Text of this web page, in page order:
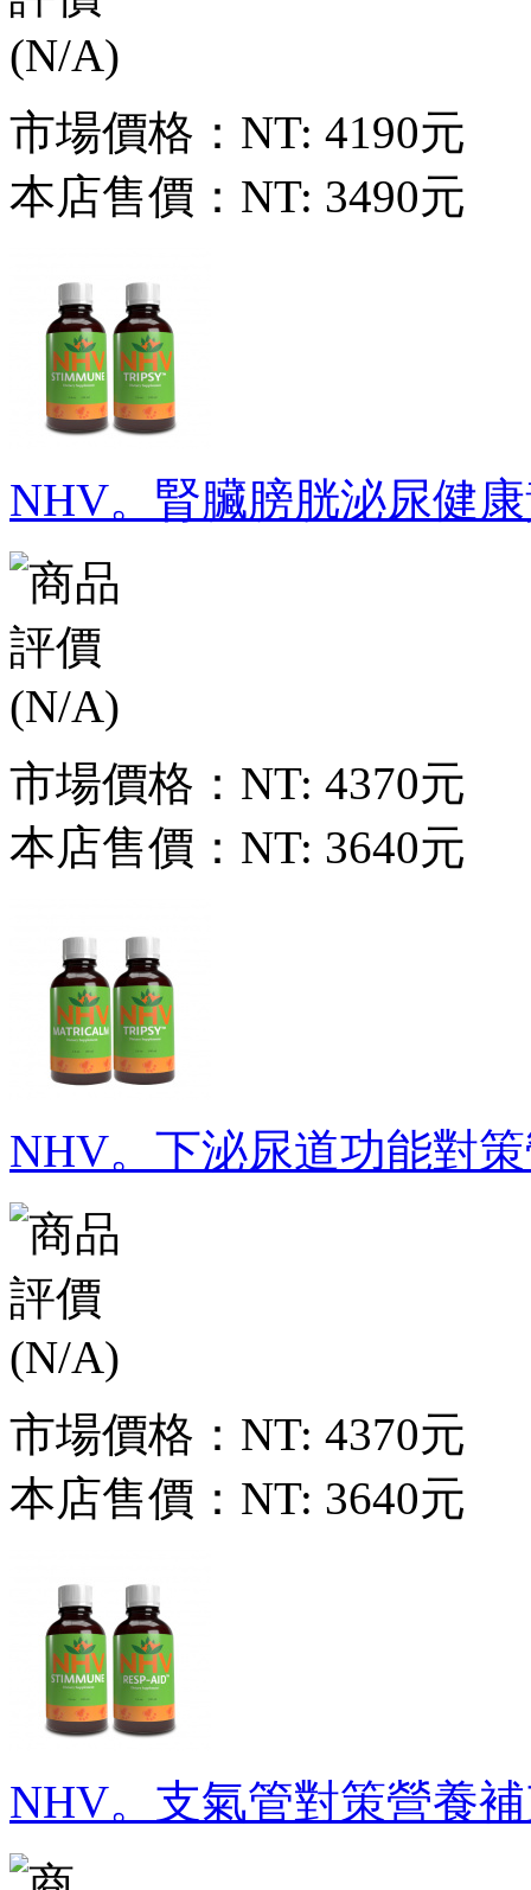
市場價格： NT: 4190元
本店售價： NT: 3490元
NHV。腎臟膀胱泌尿健
市場價格： NT: 4370元
本店售價： NT: 3640元
NHV。下泌尿道功能對
市場價格： NT: 4370元
本店售價： NT: 3640元
NHV。支氣管對策營養